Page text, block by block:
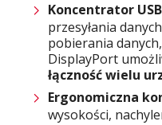
Koncentrator
przesyłania
pobierania
DisplayPort
łączność wielu
Ergonomiczna
wysokości,